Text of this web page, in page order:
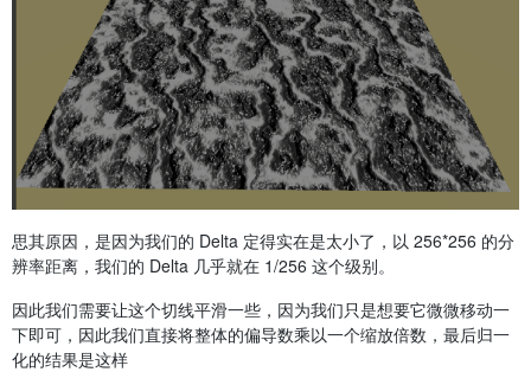
思其原因，是因为我们的 Delta 定得实在是太小了，以 256*256 的分
辨率距离，我们的 Delta 几乎就在 1/256 这个级别。
因此我们需要让这个切线平滑一些，因为我们只是想要它微微移动一
下即可，因此我们直接将整体的偏导数乘以一个缩放倍数，最后归一
化的结果是这样